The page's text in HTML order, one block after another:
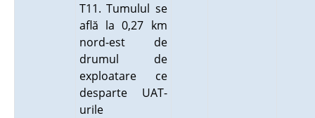
T11. Tumulul se
află la 0,27 km
nord-est de
drumul de
exploatare ce
desparte UAT-
urile